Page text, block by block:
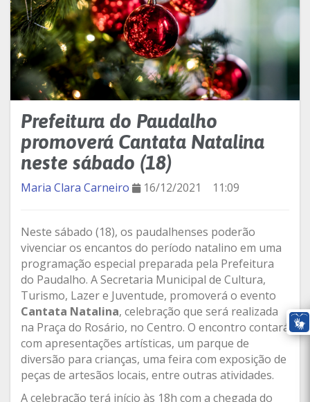
Prefeitura do Paudalho
promoverá Cantata Natalina
neste sábado (18)
Maria Clara Carneiro 16/12/2021 11:09
Neste sábado (18), os paudalhenses poderão
vivenciar os encantos do período natalino em uma
programação especial preparada pela Prefeitura
do Paudalho. A Secretaria Municipal de Cultura,
Turismo, Lazer e Juventude, promoverá o evento
Cantata Natalina, celebração que será realizada
na Praça do Rosário, no Centro. O encontro contará
com apresentações artísticas, um parque de
diversão para crianças, uma feira com exposição de
peças de artesãos locais, entre outras atividades.
A celebração terá início às 18h com a chegada do